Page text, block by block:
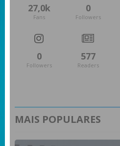
27,0k
Fans
0
Followers
0
Followers
577
Readers
MAIS POPULARES